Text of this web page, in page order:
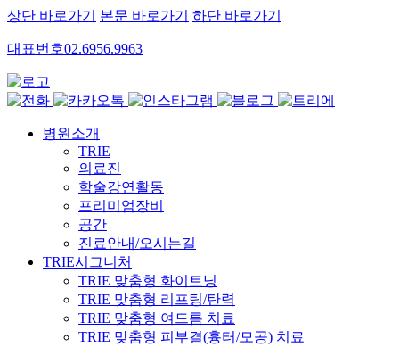
상단 바로가기 본문 바로가기 하단 바로가기
대표번호02.6956.9963
병원소개
TRIE
의료진
학술강연활동
프리미엄장비
공간
진료안내/오시는길
TRIE시그니처
TRIE 맞춤형 화이트닝
TRIE 맞춤형 리프팅/탄력
TRIE 맞춤형 여드름 치료
TRIE 맞춤형 피부결(흉터/모공) 치료